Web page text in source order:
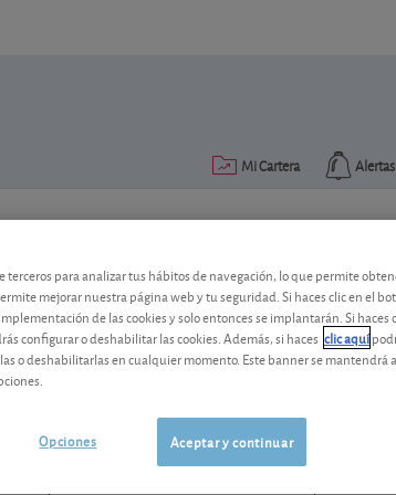
Alertas
Mi Cartera
Novartis mejora sus
Novartis ha revisado de nuevo al alza
operativo para 2019.
terceros para analizar tus hábitos de navegación, lo que permite
mejorar nuestra página web y tu seguridad. Si haces clic en el
de las cookies y solo entonces se implantarán. Si haces
configurar o deshabilitar las cookies. Además, si haces clic aquí
o deshabilitarlas en cualquier momento. Este banner se mantendrá
Aceptar y continuar
Opciones